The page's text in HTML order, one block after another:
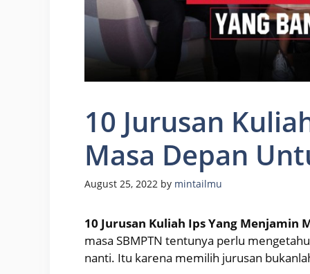
10 Jurusan
Masa Depan
August 25, 2022 by mintailmu
10 Jurusan Kuliah Ips Yang Menjamin
masa SBMPTN tentunya perlu
nanti. Itu karena memilih jurusan